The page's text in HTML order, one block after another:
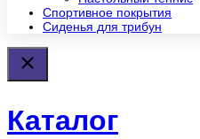
Спортивное покрытия
Сиденья для трибун
Каталог